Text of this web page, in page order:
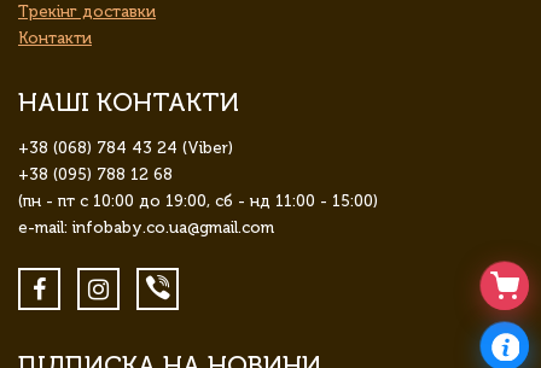
Трекінг доставки
Контакти
НАШІ КОНТАКТИ
+38 (068) 784 43 24 (Viber)
+38 (095) 788 12 68
(пн - пт с 10:00 до 19:00, сб - нд 11:00 - 15:00)
e-mail: infobaby.co.ua@gmail.com